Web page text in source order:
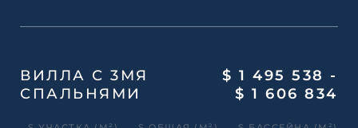
ВИЛЛА С 3МЯ
СПАЛЬНЯМИ
$ 1 495 538 -
$ 1 606 834